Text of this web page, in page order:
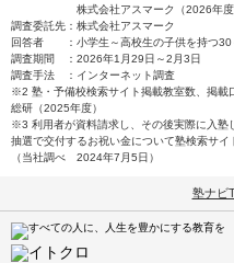
株式会社アスマーク（2026年度
調査委託先：株式会社アスマーク
回答者 ：小学生～高校生の子供を持つ30
調査期間 ：2026年1月29日～2月3日
調査手法 ：インターネット調査
※2 塾・予備校検索サイト掲載教室数、掲載
総研（2025年度）
※3 利用者が資料請求し、その後実際に入塾
抽選で交付するお祝い金について塾検索サイ
（当社調べ 2024年7月5日）
塾ナビ